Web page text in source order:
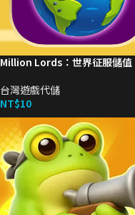
Million Lords：世界征服儲值
台灣遊戲代儲
NT$10